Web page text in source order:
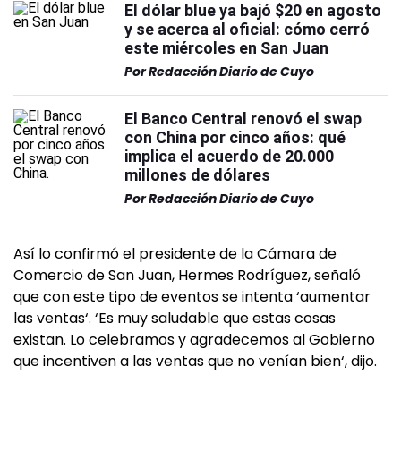
El dólar blue ya bajó $20 en agosto
y se acerca al oficial: cómo cerró
este miércoles en San Juan
PorRedacción Diario de Cuyo
El Banco Central renovó el swap
con China por cinco años: qué
implica el acuerdo de 20.000
millones de dólares
PorRedacción Diario de Cuyo
Así lo confirmó el presidente de la Cámara de
Comercio de San Juan, Hermes Rodríguez, señaló
que con este tipo de eventos se intenta ‘aumentar
las ventas‘. ‘Es muy saludable que estas cosas
existan. Lo celebramos y agradecemos al Gobierno
que incentiven a las ventas que no venían bien‘, dijo.